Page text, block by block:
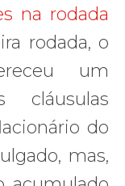
na rodada
rodada, o
um
do
mas,